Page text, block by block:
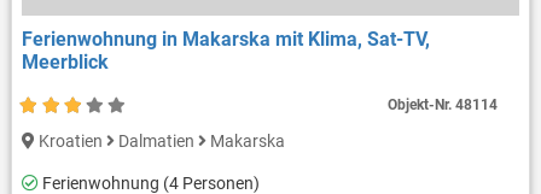
Ferienwohnung in Makarska mit Klima, Sat-TV,
Meerblick
Kroatien Dalmatien Makarska
Ferienwohnung (4 Personen)
Objekt-Nr.48114